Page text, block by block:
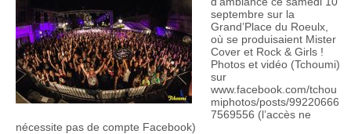
septembre sur la
Grand’Place du Roeulx,
où se produisaient Mister
Cover et Rock & Girls !
Photos et vidéo (Tchoumi)
sur
www.facebook.com/tchou
miphotos/posts/99220666
7569556 (l’accès ne
nécessite pas de compte Facebook)